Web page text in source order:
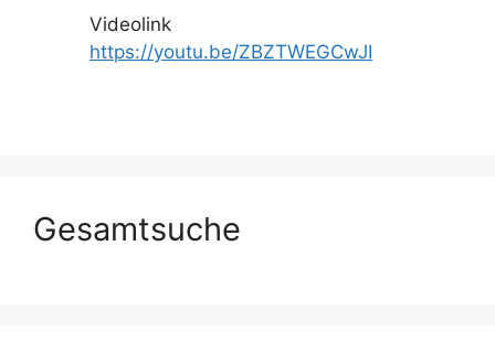
Videolink
https://youtu.be/ZBZTWEGCwJI
Gesamtsuche